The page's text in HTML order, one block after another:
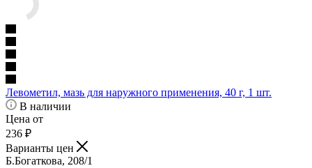
Левометил, мазь для наружного применения, 40 г, 1 шт.
В наличии
Цена от
236 ₽
Варианты цен
Б.Богаткова, 208/1